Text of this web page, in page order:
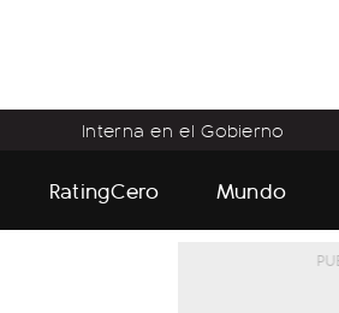
Interna en el Gobierno
RatingCero Mundo